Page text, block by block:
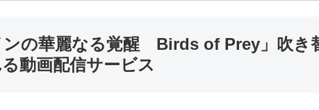
ンの華麗なる覚醒 Birds of Prey」吹き
動画配信サービス